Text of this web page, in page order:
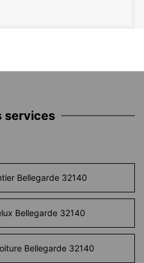
services
Bellegarde 32140
Bellegarde 32140
Bellegarde 32140